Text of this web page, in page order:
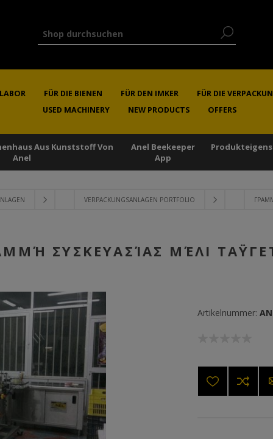
FÜR DIE BIENEN FÜR DEN IMKER
FÜR DIE
USED MACHINERY
NEW PRODUCTS OFFERS
Aus Kunststoff Von
Anel
Anel Beekeeper
App
VERPACKUNGSANLAGEN PORTFOLIO
ΣΥΣΚΕΥΑΣΊΑΣ ΜΈΛΙ
Artikelnummer: